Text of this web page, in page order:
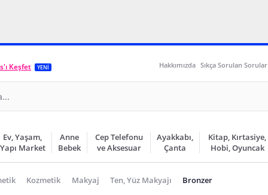
Keşfet YENİ Hakkımızda Sıkça Sorulan Sorular
Ev, Yaşam,
Yapı Market
Anne
Bebek
Cep Telefonu
ve Aksesuar
Ayakkabı,
Çanta
Kitap, Kırtasiye,
Hobi, Oyuncak
Kozmetik Makyaj Ten, Yüz Makyajı Bronzer